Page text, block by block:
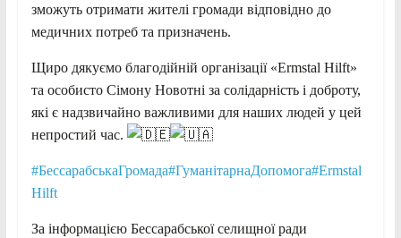
зможуть отримати жителі громади відповідно до
медичних потреб та призначень.
Щиро дякуємо благодійній організації «Ermstal Hilft»
та особисто Сімону Новотні за солідарність і доброту,
які є надзвичайно важливими для наших людей у цей
непростий час.
#БессарабськаГромада#ГуманітарнаДопомога#Ermstal
Hilft
За інформацією Бессарабської селищної ради